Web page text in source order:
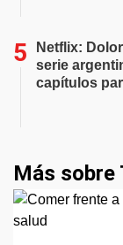
Netflix:
serie
capítulos
Más sobre